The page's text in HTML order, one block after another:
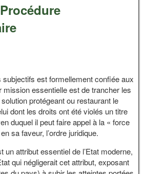
subjectifs est formellement confiée aux
mission essentielle est de trancher les
protégeant ou restaurant le
dont les droits ont été violés un titre
duquel il peut faire appel à la « force
sa faveur, l’ordre juridique.
un attribut essentiel de l’Etat moderne,
qui négligerait cet attribut, exposant